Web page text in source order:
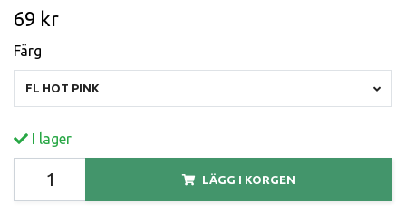
69 kr
Färg
FL HOT PINK
I lager
LÄGG I KORGEN